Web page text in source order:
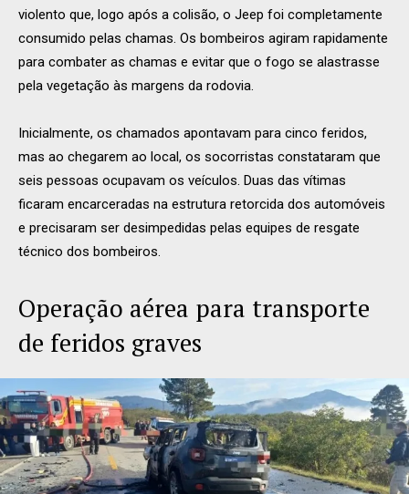
violento que, logo após a colisão, o Jeep foi completamente
consumido pelas chamas. Os bombeiros agiram rapidamente
para combater as chamas e evitar que o fogo se alastrasse
pela vegetação às margens da rodovia.
Inicialmente, os chamados apontavam para cinco feridos,
mas ao chegarem ao local, os socorristas constataram que
seis pessoas ocupavam os veículos. Duas das vítimas
ficaram encarceradas na estrutura retorcida dos automóveis
e precisaram ser desimpedidas pelas equipes de resgate
técnico dos bombeiros.
Operação aérea para transporte
de feridos graves